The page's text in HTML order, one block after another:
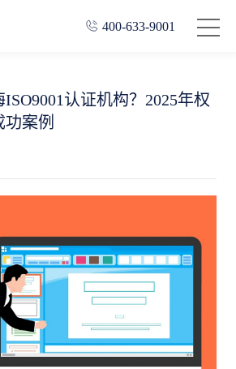
400-633-9001
认证机构？2025年权
案例